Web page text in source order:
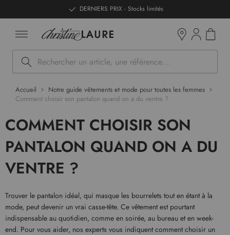
DERNIERS PRIX - Stocks limités
Rechercher
Accueil
Notre guide vêtements et mode pour toutes les femmes
Comment choisir son pantalon quand on a du ventre ?
COMMENT CHOISIR SON
PANTALON QUAND ON A DU
VENTRE ?
Trouver le pantalon idéal, qui masque les bourrelets tout en étant à la
mode, peut devenir un vrai casse-tête. Ce vêtement est pourtant
indispensable au quotidien, comme en soirée, au bureau et en week-
end. Pour vous aider, nos experts vous indiquent comment choisir un